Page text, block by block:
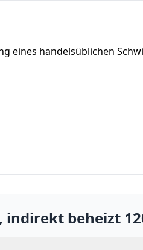
eines handelsüblichen
indirekt beheizt